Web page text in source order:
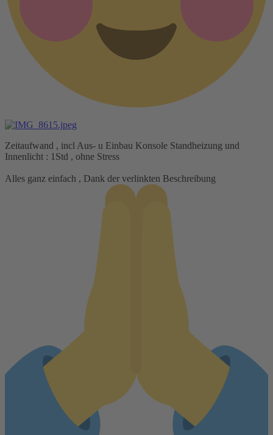
Zeitaufwand , incl Aus- u Einbau Konsole Standheizung und
Innenlicht : 1Std , ohne Stress
Alles ganz einfach , Dank der verlinkten Beschreibung